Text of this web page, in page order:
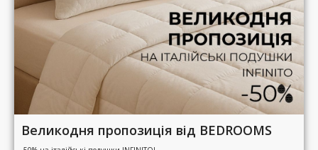
Великодня пропозиція від BEDROOMS